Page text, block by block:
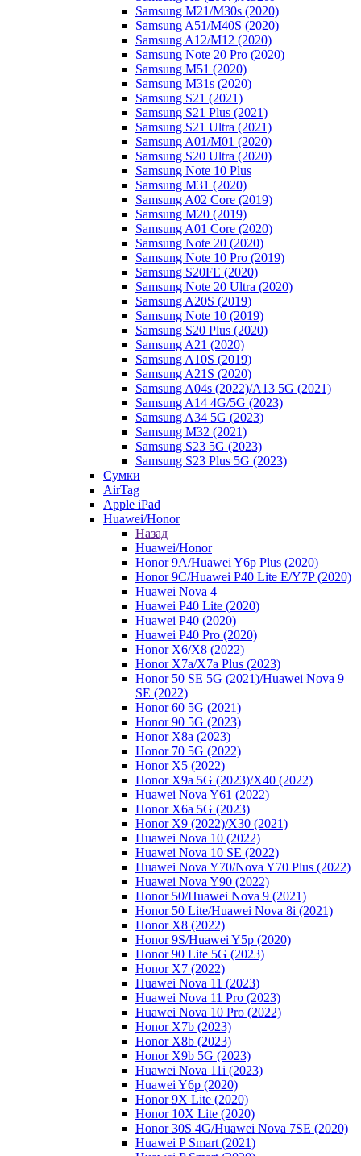
Samsung M21/M30s (2020)
Samsung A51/M40S (2020)
Samsung A12/M12 (2020)
Samsung Note 20 Pro (2020)
Samsung M51 (2020)
Samsung M31s (2020)
Samsung S21 (2021)
Samsung S21 Plus (2021)
Samsung S21 Ultra (2021)
Samsung A01/M01 (2020)
Samsung S20 Ultra (2020)
Samsung Note 10 Plus
Samsung M31 (2020)
Samsung A02 Core (2019)
Samsung M20 (2019)
Samsung A01 Core (2020)
Samsung Note 20 (2020)
Samsung Note 10 Pro (2019)
Samsung S20FE (2020)
Samsung Note 20 Ultra (2020)
Samsung A20S (2019)
Samsung Note 10 (2019)
Samsung S20 Plus (2020)
Samsung A21 (2020)
Samsung A10S (2019)
Samsung A21S (2020)
Samsung A04s (2022)/А13 5G (2021)
Samsung A14 4G/5G (2023)
Samsung A34 5G (2023)
Samsung M32 (2021)
Samsung S23 5G (2023)
Samsung S23 Plus 5G (2023)
Сумки
AirTag
Apple iPad
Huawei/Honor
Назад
Huawei/Honor
Honor 9A/Huawei Y6p Plus (2020)
Honor 9C/Huawei P40 Lite E/Y7P (2020)
Huawei Nova 4
Huawei P40 Lite (2020)
Huawei P40 (2020)
Huawei P40 Pro (2020)
Honor X6/Х8 (2022)
Honor X7a/X7a Plus (2023)
Honor 50 SE 5G (2021)/Huawei Nova 9
SE (2022)
Honor 60 5G (2021)
Honor 90 5G (2023)
Honor X8a (2023)
Honor 70 5G (2022)
Honor X5 (2022)
Honor X9a 5G (2023)/Х40 (2022)
Huawei Nova Y61 (2022)
Honor X6a 5G (2023)
Honor X9 (2022)/Х30 (2021)
Huawei Nova 10 (2022)
Huawei Nova 10 SE (2022)
Huawei Nova Y70/Nova Y70 Plus (2022)
Huawei Nova Y90 (2022)
Honor 50/Huawei Nova 9 (2021)
Honor 50 Lite/Huawei Nova 8i (2021)
Honor X8 (2022)
Honor 9S/Huawei Y5p (2020)
Honor 90 Lite 5G (2023)
Honor X7 (2022)
Huawei Nova 11 (2023)
Huawei Nova 11 Pro (2023)
Huawei Nova 10 Pro (2022)
Honor X7b (2023)
Honor X8b (2023)
Honor X9b 5G (2023)
Huawei Nova 11i (2023)
Huawei Y6p (2020)
Honor 9X Lite (2020)
Honor 10X Lite (2020)
Honor 30S 4G/Huawei Nova 7SE (2020)
Huawei P Smart (2021)